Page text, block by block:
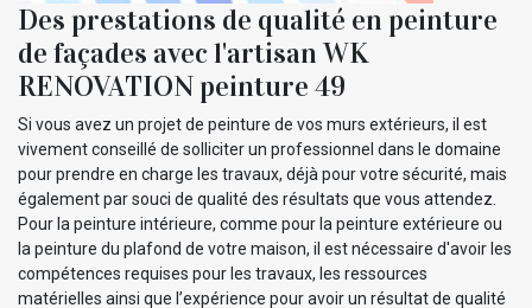
Des prestations de qualité en peinture
de façades avec l'artisan WK
RENOVATION peinture 49
Si vous avez un projet de peinture de vos murs extérieurs, il est
vivement conseillé de solliciter un professionnel dans le domaine
pour prendre en charge les travaux, déjà pour votre sécurité, mais
également par souci de qualité des résultats que vous attendez.
Pour la peinture intérieure, comme pour la peinture extérieure ou
la peinture du plafond de votre maison, il est nécessaire d'avoir les
compétences requises pour les travaux, les ressources
matérielles ainsi que l’expérience pour avoir un résultat de qualité